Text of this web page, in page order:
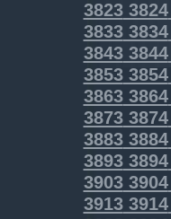
38233824
38333834
38433844
38533854
38633864
38733874
38833884
38933894
39033904
39133914